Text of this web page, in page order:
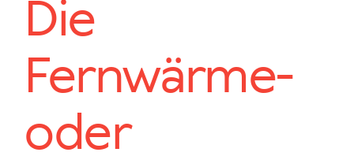
Die
Fernwärme-
oder